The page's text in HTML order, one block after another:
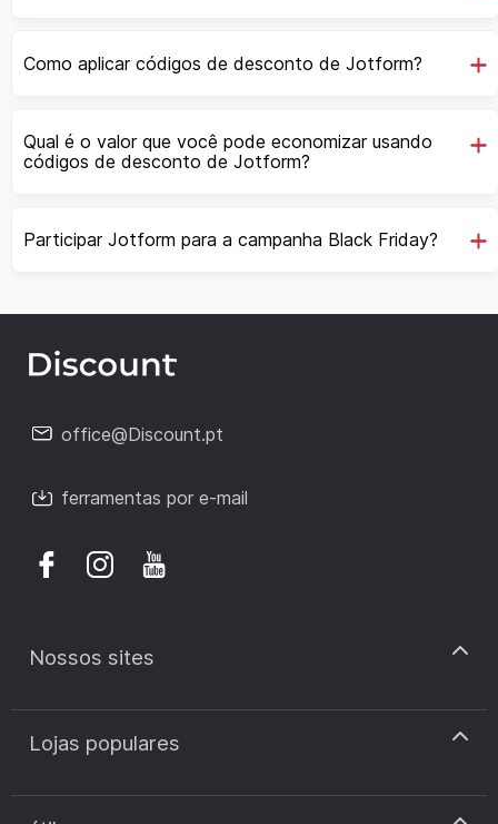
Como aplicar códigos de desconto de Jotform?
Qual é o valor que você pode economizar usando
códigos de desconto de Jotform?
Participar Jotform para a campanha Black Friday?
office@Discount.pt
ferramentas por e-mail
Nossos sites
discount.pt
discount.sk
Lojas populares
Cupão de desconto Zooplus